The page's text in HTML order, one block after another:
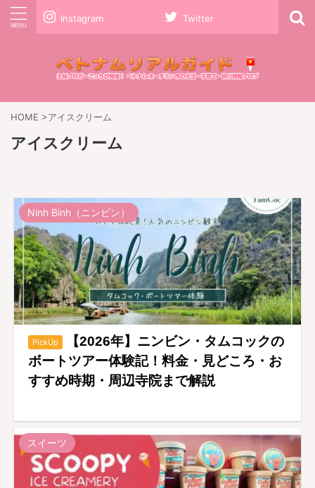
Instagram Twitter
HOME >アイスクリーム
アイスクリーム
Ninh Binh（ニンビン）
PickUp
【2026年】ニンビン・タムコックの
ボートツアー体験記！料金・見どころ・お
すすめ時期・周辺寺院まで解説
スイーツ